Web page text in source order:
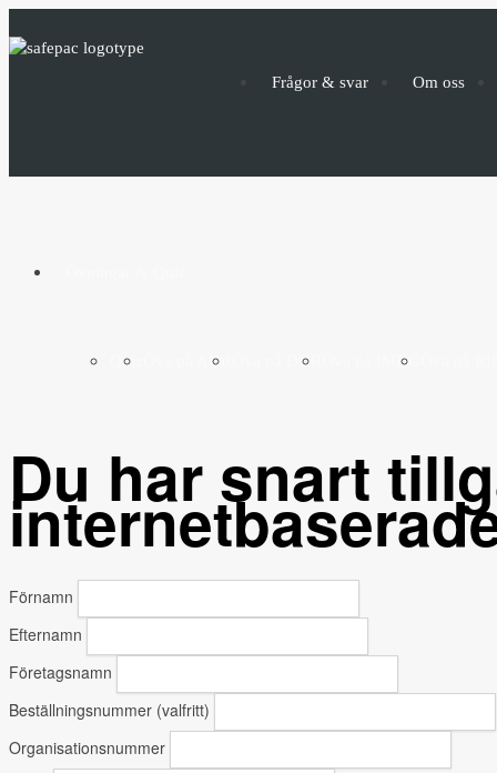
Frågor & svar Om oss
Quiz Öva på ADR Öva på DGR Öva på IMDG
Du har snart
Förnamn
Efternamn
Företagsnamn
Beställningsnummer (valfritt)
Organisationsnummer